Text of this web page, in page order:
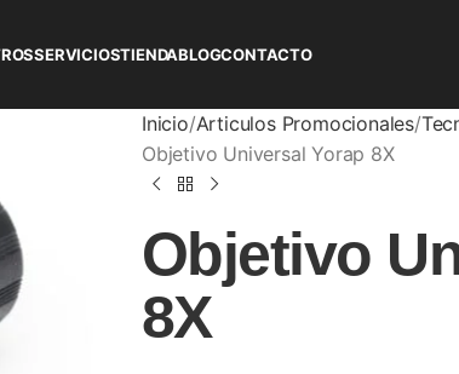
SERVICIOSTIENDABLOGCONTACTO
Inicio Articulos Promocionales
Objetivo Universal Yorap 8X
Objetivo
8X